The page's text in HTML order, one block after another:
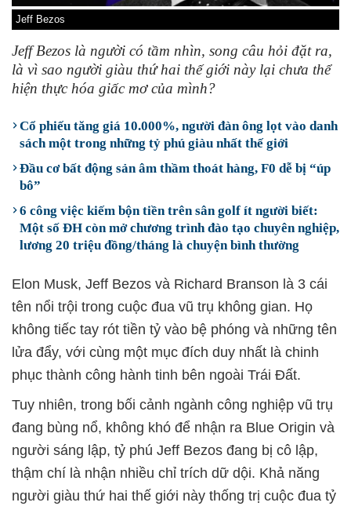
Jeff Bezos
Jeff Bezos là người có tầm nhìn, song câu hỏi đặt ra,
là vì sao người giàu thứ hai thế giới này lại chưa thể
hiện thực hóa giấc mơ của mình?
Cổ phiếu tăng giá 10.000%, người đàn ông lọt vào danh
sách một trong những tỷ phú giàu nhất thế giới
Đầu cơ bất động sản âm thầm thoát hàng, F0 dễ bị “úp
bô”
6 công việc kiếm bộn tiền trên sân golf ít người biết:
Một số ĐH còn mở chương trình đào tạo chuyên nghiệp,
lương 20 triệu đồng/tháng là chuyện bình thường
Elon Musk, Jeff Bezos và Richard Branson là 3 cái
tên nổi trội trong cuộc đua vũ trụ không gian. Họ
không tiếc tay rót tiền tỷ vào bệ phóng và những tên
lửa đẩy, với cùng một mục đích duy nhất là chinh
phục thành công hành tinh bên ngoài Trái Đất.
Tuy nhiên, trong bối cảnh ngành công nghiệp vũ trụ
đang bùng nổ, không khó để nhận ra Blue Origin và
người sáng lập, tỷ phú Jeff Bezos đang bị cô lập,
thậm chí là nhận nhiều chỉ trích dữ dội. Khả năng
người giàu thứ hai thế giới này thống trị cuộc đua tỷ